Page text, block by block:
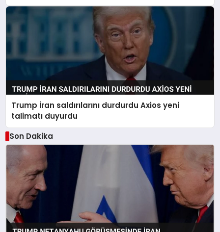
Trump İran saldırılarını durdurdu Axios yeni
talimatı duyurdu
Son Dakika